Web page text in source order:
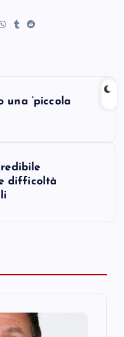
una ‘piccola
difficoltà